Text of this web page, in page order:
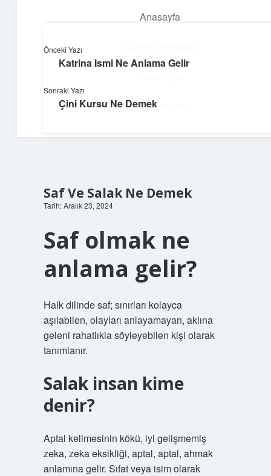
Anasayfa
Hakkımızda
Hayatını kolaylaştıran zekice fikirler!
Saf Ve Salak Ne Demek
Tarih: Aralık 23, 2024
Saf olmak ne
anlama gelir?
Halk dilinde saf; sınırları kolayca
aşılabilen, olayları anlayamayan, aklına
geleni rahatlıkla söyleyebilen kişi olarak
tanımlanır.
Salak insan kime
denir?
Aptal kelimesinin kökü, iyi gelişmemiş
zeka, zeka eksikliği, aptal, aptal, ahmak
anlamına gelir. Sıfat veya isim olarak
Önceki Yazı
Katrina Ismi Ne Anlama Gelir
Sonraki Yazı
Çini Kursu Ne Demek